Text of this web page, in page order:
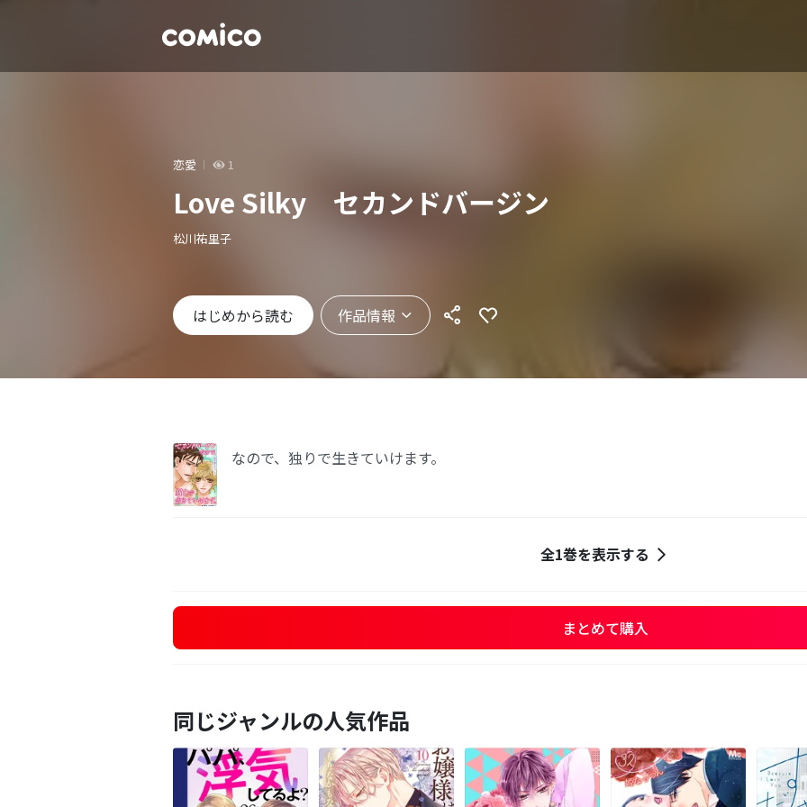
恋愛 1
Love Silky セカンドバージン
松川祐里子
はじめから読む 作品情報
なので、独りで生きていけます。
全1巻を表示する
まとめて購入
同じジャンルの人気作品